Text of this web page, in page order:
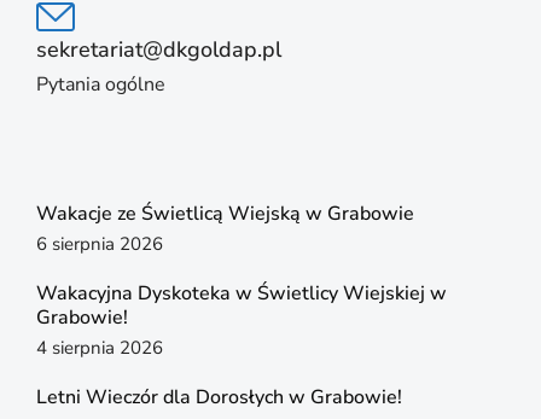
sekretariat@dkgoldap.pl
Pytania ogólne
Wakacje ze Świetlicą Wiejską w Grabowie
6 sierpnia 2026
Wakacyjna Dyskoteka w Świetlicy Wiejskiej w
Grabowie!
4 sierpnia 2026
Letni Wieczór dla Dorosłych w Grabowie!